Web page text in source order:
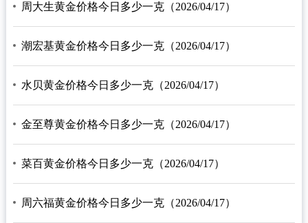
周大生黄金价格今日多少一克（2026/04/17）
潮宏基黄金价格今日多少一克（2026/04/17）
水贝黄金价格今日多少一克（2026/04/17）
金至尊黄金价格今日多少一克（2026/04/17）
菜百黄金价格今日多少一克（2026/04/17）
周六福黄金价格今日多少一克（2026/04/17）